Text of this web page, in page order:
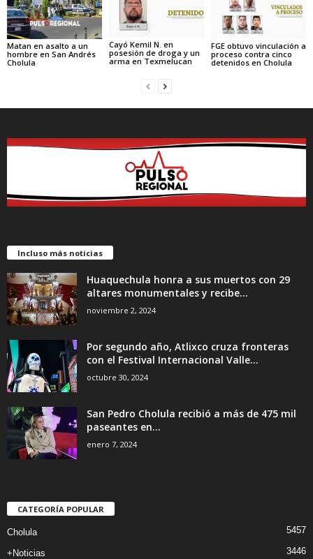
Matan en asalto a un
hombre en San Andrés
Cholula
Cayó Kemil N. en
posesión de droga y un
arma en Texmelucan
FGE obtuvo vinculación a
proceso contra cinco
detenidos en Cholula
Incluso más noticias
Huaquechula honra a sus muertos con 29
altares monumentales y recibe...
noviembre 2, 2024
Por segundo año, Atlixco cruza fronteras
con el Festival Internacional Valle...
octubre 30, 2024
San Pedro Cholula recibió a más de 475 mil
paseantes en...
enero 7, 2024
CATEGORÍA POPULAR
Cholula 5457
+Noticias 3446